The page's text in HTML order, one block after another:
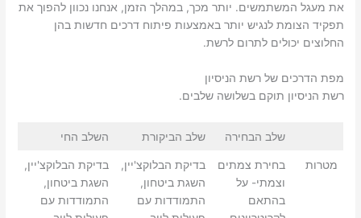
את מעגל המשתמשים. יותר מכך, במהלך הזמן, אנחנו נכוון להפוך את
תפקיד הצומת לנגיש יותר באמצעות פיתוח דרכים חדשות בהן
החלוצים יכולים לתרום לרשת.
מפת הדרכים של רשת הניסיון
רשת הניסיון תוקם בשלושה שלבים.
שלב הבחירה שלב הביקורת השלב החי
מטרות
בחירת צמתים
וצמתי- על
בהתאם
בדיקת הבלוקצ'יין,
השגת ביטחון,
התמודדות עם
בדיקת הבלוקצ'יין,
השגת ביטחון,
התמודדות עם